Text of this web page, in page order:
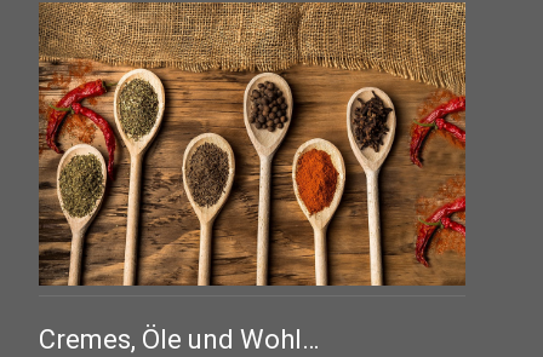
Cremes, Öle und Wohl…